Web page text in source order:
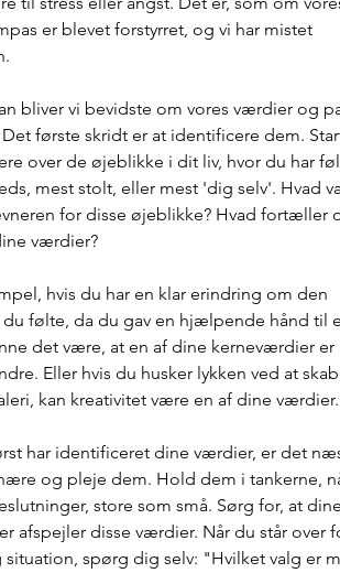
er blevet forstyrret, og vi har mistet
bliver vi bevidste om vores værdier og
Det første skridt er at identificere dem.
over de øjeblikke i dit liv, hvor du har
mest stolt, eller mest 'dig selv'. Hvad
for disse øjeblikke? Hvad fortæller
værdier?
hvis du har en klar erindring om den
følte, da du gav en hjælpende hånd til
det være, at en af dine kerneværdier
Eller hvis du husker lykken ved at
kan kreativitet være en af dine værdier.
har identificeret dine værdier, er det
og pleje dem. Hold dem i tankerne,
store som små. Sørg for, at
afspejler disse værdier. Når du står over
situation, spørg dig selv: "Hvilket valg er